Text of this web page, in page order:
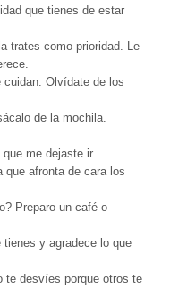
que tienes de estar
trates como prioridad. Le
cuidan. Olvídate de los
de la mochila.
me dejaste ir.
que afronta de cara los
Preparo un café o
y agradece lo que
te desvíes porque otros te